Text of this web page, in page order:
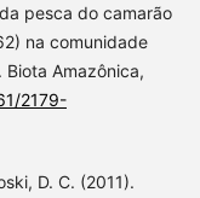
pesca do camarão
na comunidade
Biota Amazônica,
2179-
D. C. (2011).